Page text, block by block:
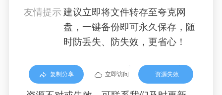
友情提示建议立即将文件转存至夸克网
盘，一键备份即可永久保存，随
时防丢失、防失效，更省心！
复制分享 立即访问 资源失效